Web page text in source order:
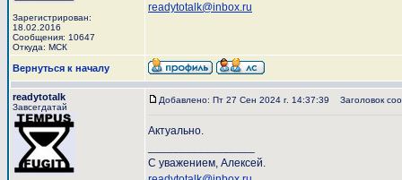
Зарегистрирован:
18.02.2016
Сообщения: 10647
Откуда: МСК
readytotalk@inbox.ru
Вернуться к началу
readytotalk
Завсегдатай
Добавлено: Пт 27 Сен 2024 г. 14:37:39 Заголовок
Актуально.
С уважением, Алексей.